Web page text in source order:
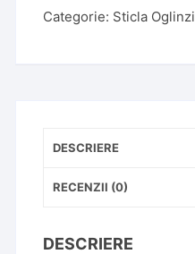
Iveco
sticla
cu
Categorie: Sticla Oglinzi
DESCRIERE
RECENZII (0)
DESCRIERE